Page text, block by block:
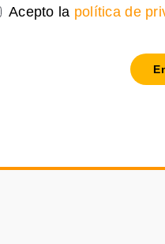
Acepto la política de